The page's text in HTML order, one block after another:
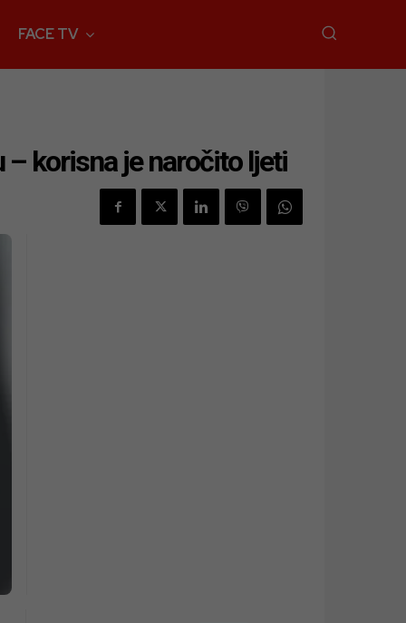
FACE TV
korisna je naročito ljeti